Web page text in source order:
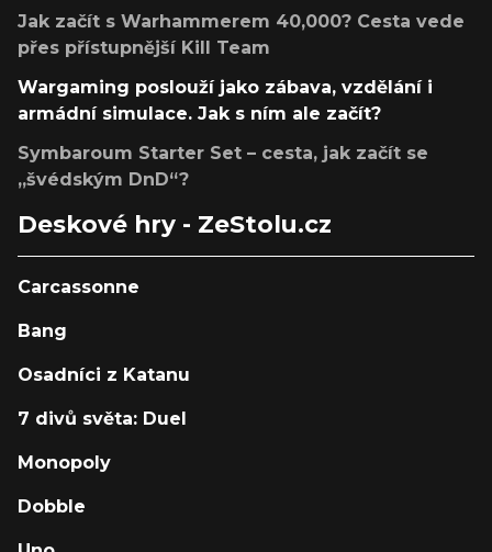
Jak začít s Warhammerem 40,000? Cesta vede
přes přístupnější Kill Team
Wargaming poslouží jako zábava, vzdělání i
armádní simulace. Jak s ním ale začít?
Symbaroum Starter Set – cesta, jak začít se
„švédským DnD“?
Deskové hry - ZeStolu.cz
Carcassonne
Bang
Osadníci z Katanu
7 divů světa: Duel
Monopoly
Dobble